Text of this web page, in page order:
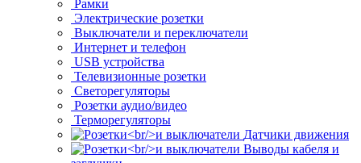
Рамки
Электрические розетки
Выключатели и переключатели
Интернет и телефон
USB устройства
Телевизионные розетки
Светорегуляторы
Розетки аудио/видео
Терморегуляторы
Датчики движения
Выводы кабеля и